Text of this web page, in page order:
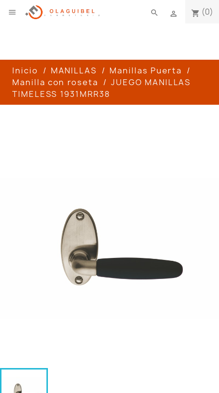
 shopping_cart (0)

search
Inicio MANILLAS
Manillas Puerta
Manilla con roseta
JUEGO MANILLAS
TIMELESS 1931MRR38